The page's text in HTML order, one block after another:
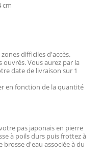
cm
difficiles d'accès.
ouvrés. Vous aurez par la
date de livraison sur 1
en fonction de la quantité
pas japonais en pierre
à poils durs puis frottez à
d'eau associée à du